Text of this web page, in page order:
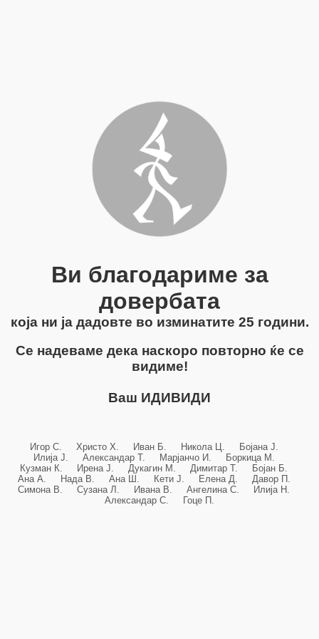
Ви благодариме за
довербата
која ни ја дадовте во изминатите 25 години.
Се надеваме дека наскоро повторно ќе се
видиме!
Ваш ИДИВИДИ
Игор С. Христо Х. Иван Б. Никола Ц. Бојана Ј.
Илија Ј. Александар Т. Марјанчо И. Боркица М.
Кузман К. Ирена Ј. Дукагин М. Димитар Т. Бојан Б.
Ана А. Нада В. Ана Ш. Кети Ј. Елена Д. Давор П.
Симона В. Сузана Л. Ивана В. Ангелина С. Илија Н.
Александар С. Гоце П.